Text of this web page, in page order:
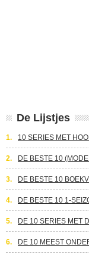
De Lijstjes
1. 10 SERIES MET
2. DE BESTE 10
3. DE BESTE 10
4. DE BESTE 10 1-
5. DE 10 SERIES MET
6. DE 10 MEEST